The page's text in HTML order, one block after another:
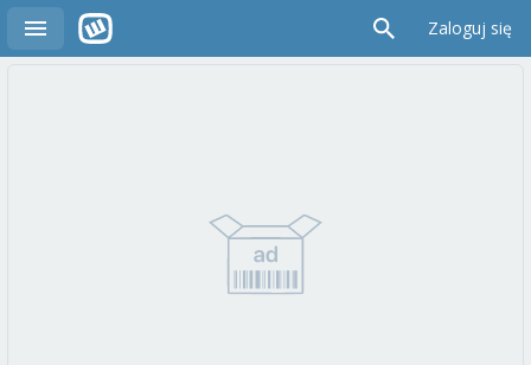
Zaloguj się